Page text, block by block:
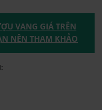
VANG GIÁ TRÊN
NÊN THAM KHẢO